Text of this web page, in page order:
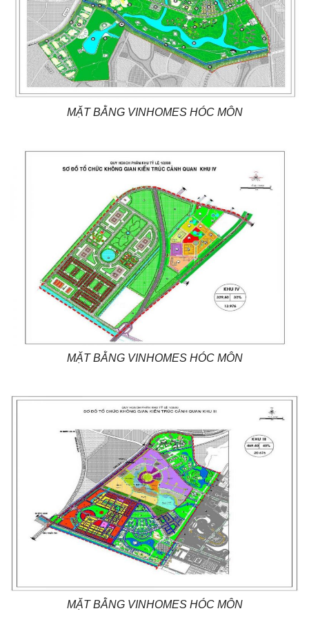
MẶT BẰNG VINHOMES HÓC MÔN
MẶT BẰNG VINHOMES HÓC MÔN
MẶT BẰNG VINHOMES HÓC MÔN